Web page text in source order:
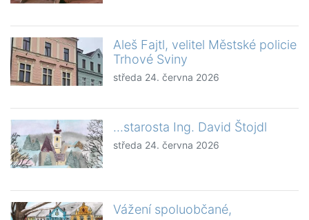
Aleš Fajtl, velitel Městské policie
Trhové Sviny
středa 24. června 2026
...starosta Ing. David Štojdl
středa 24. června 2026
Vážení spoluobčané,